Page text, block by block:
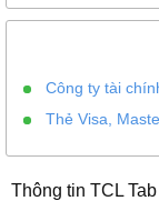
Công ty tài
Thẻ Visa,
Thông tin TCL